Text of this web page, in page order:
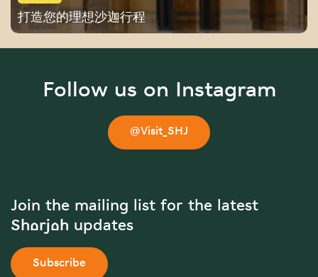
打造您的理想沙迦行程
Follow us on Instagram
@Visit_SHJ
Join the mailing list for the latest
Sharjah updates
Subscribe